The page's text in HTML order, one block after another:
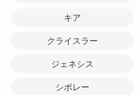
キア
クライスラー
ジェネシス
シボレー